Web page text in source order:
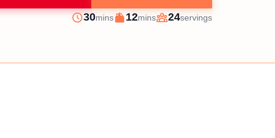
Prep
30minutes
mins
Cook
12minutes
mins
Servings
24servings